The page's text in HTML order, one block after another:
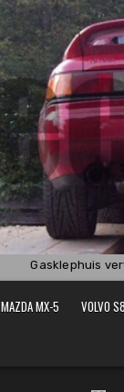
Gasklephuis
MAZDA MX-5 VOLVO